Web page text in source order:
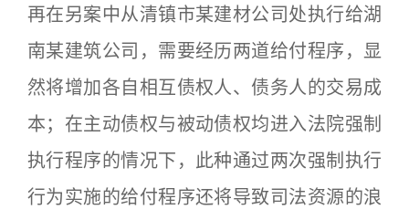
再在另案中从清镇市某建材公司处执行给湖
南某建筑公司，需要经历两道给付程序，显
然将增加各自相互债权人、债务人的交易成
本；在主动债权与被动债权均进入法院强制
执行程序的情况下，此种通过两次强制执行
行为实施的给付程序还将导致司法资源的浪